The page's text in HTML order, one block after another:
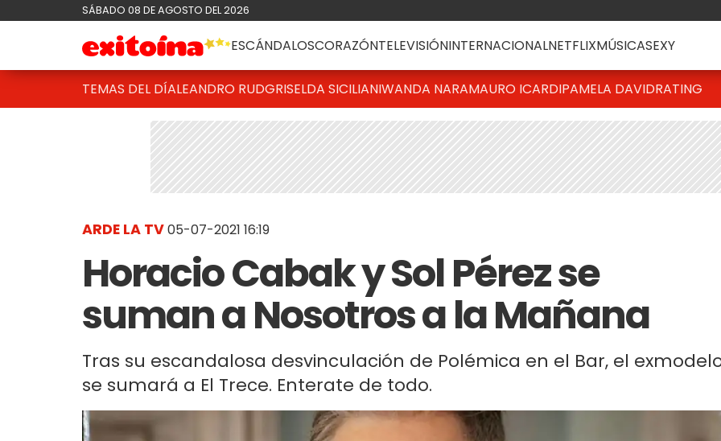
SÁBADO 08 DE AGOSTO DEL 2026
ESCÁNDALOSCORAZÓNTELEVISIÓNINTERNACIONALNETFLIXMÚSICASEXY
TEMAS DEL DÍALEANDRO RUDGRISELDA SICILIANIWANDA NARAMAURO ICARDIPAMELA DAVIDRATING
ARDE LA TV05-07-2021 16:19
Horacio Cabak y Sol Pérez se
suman a Nosotros a la Mañana
Tras su escandalosa desvinculación de Polémica en el Bar, el
se sumará a El Trece. Enterate de todo.